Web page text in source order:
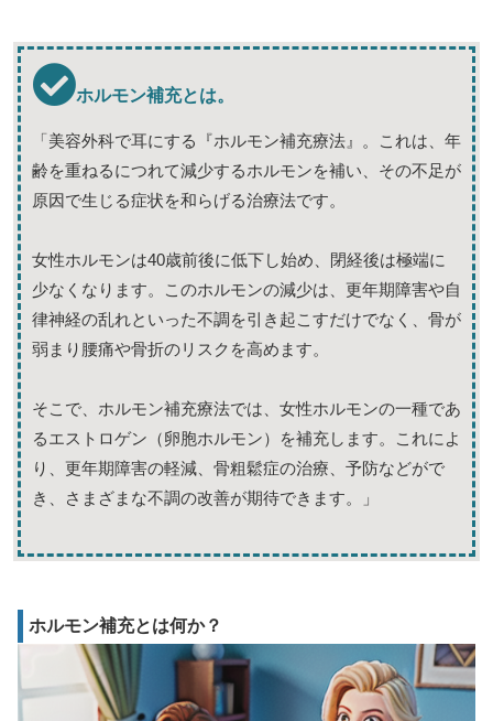
ホルモン補充とは。
「美容外科で耳にする『ホルモン補充療法』。これは、年
齢を重ねるにつれて減少するホルモンを補い、その不足が
原因で生じる症状を和らげる治療法です。
女性ホルモンは40歳前後に低下し始め、閉経後は極端に
少なくなります。このホルモンの減少は、更年期障害や自
律神経の乱れといった不調を引き起こすだけでなく、骨が
弱まり腰痛や骨折のリスクを高めます。
そこで、ホルモン補充療法では、女性ホルモンの一種であ
るエストロゲン（卵胞ホルモン）を補充します。これによ
り、更年期障害の軽減、骨粗鬆症の治療、予防などがで
き、さまざまな不調の改善が期待できます。」
ホルモン補充とは何か？